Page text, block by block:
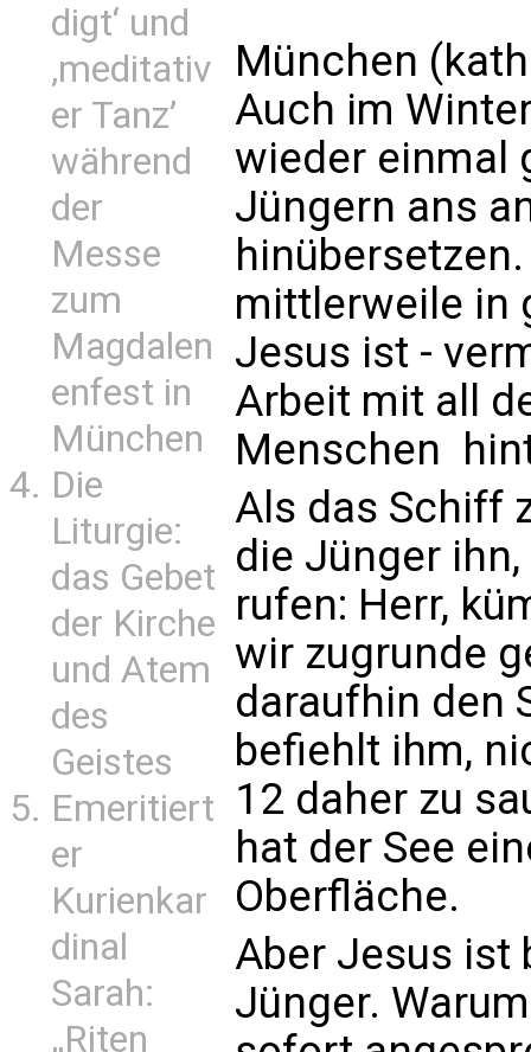
digt‘ und
‚meditativ
er Tanz’
während
der
Messe
zum
Magdalen
enfest in
München
Die
Liturgie:
das Gebet
der Kirche
und Atem
des
Geistes
Emeritiert
er
Kurienkar
dinal
Sarah:
„Riten
München
Auch im
wieder einmal
Jüngern ans
mittlerweile in
Jesus ist -
Arbeit mit all
Menschen 
Als das Schiff
die Jünger
rufen: Herr,
wir zugrunde
daraufhin den
befiehlt ihm,
12 daher zu
hat der See
Oberfläche.
Aber Jesus ist
Jünger.